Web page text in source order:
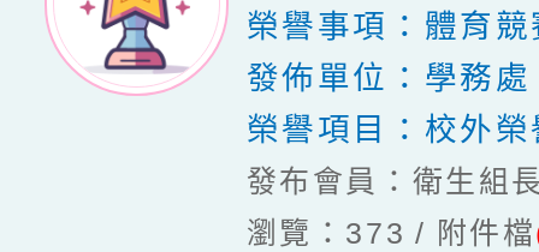
榮譽事項： 體育競
發佈單位： 學務處
榮譽項目： 校外榮
發布會員：衛生組
瀏覽：373
附件檔